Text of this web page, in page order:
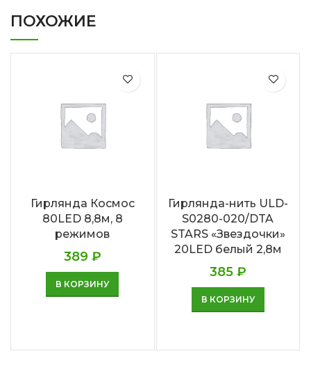
ПОХОЖИЕ
Гирлянда Космос
80LED 8,8м, 8
режимов
389 ₽
В КОРЗИНУ
Гирлянда-нить ULD-
S0280-020/DTA
STARS «Звездочки»
20LED белый 2,8м
385 ₽
В КОРЗИНУ